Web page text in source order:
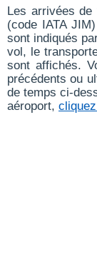
Les arrivées de
(code IATA
sont indiqués
vol, le
sont affichés.
précédents ou
de temps ci-
aéroport,